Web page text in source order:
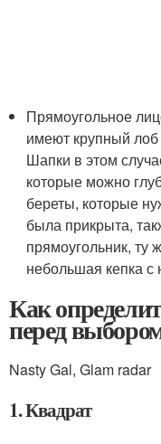
Прямоугольное
имеют крупный
Шапки в этом
которые можно
береты, которые
была прикрыта,
прямоугольник, ту
небольшая кепка
Как
перед
Nasty Gal, Glam radar
1. Квадрат